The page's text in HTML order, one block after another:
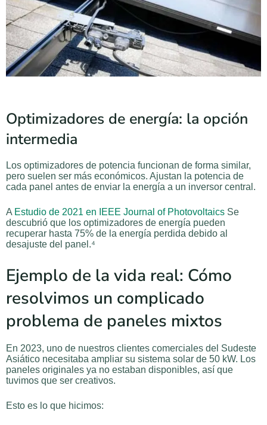
Optimizadores de energía: la opción
intermedia
Los optimizadores de potencia funcionan de forma similar,
pero suelen ser más económicos. Ajustan la potencia de
cada panel antes de enviar la energía a un inversor central.
A Estudio de 2021 en IEEE Journal of Photovoltaics Se
descubrió que los optimizadores de energía pueden
recuperar hasta 75% de la energía perdida debido al
desajuste del panel.⁴
Ejemplo de la vida real: Cómo
resolvimos un complicado
problema de paneles mixtos
En 2023, uno de nuestros clientes comerciales del Sudeste
Asiático necesitaba ampliar su sistema solar de 50 kW. Los
paneles originales ya no estaban disponibles, así que
tuvimos que ser creativos.
Esto es lo que hicimos: